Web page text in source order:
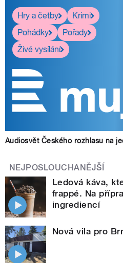
Hry a četby
Krimi
Pohádky
Pořady
Živé vysílání
Audiosvět Českého rozhlasu na
NEJPOSLOUCHANĚJŠÍ
Ledová káva,
frappé. Na
ingrediencí
Nová vila pro